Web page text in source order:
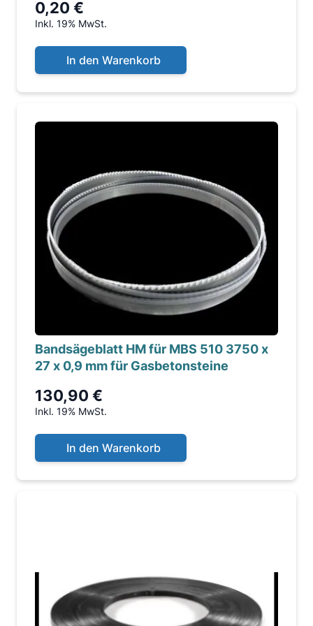
0,20 €
Inkl. 19% MwSt.
In den Warenkorb
Bandsägeblatt HM für MBS 510 3750 x
27 x 0,9 mm für Gasbetonsteine
130,90 €
Inkl. 19% MwSt.
In den Warenkorb